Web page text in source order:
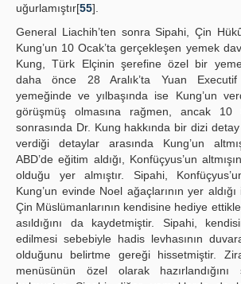
uğurlamıştır[55].
General Liachih’ten sonra Sipahi, Çin
Kung’un 10 Ocak’ta gerçekleşen yemek
Kung, Türk Elçinin şerefine özel bir
daha önce 28 Aralık’ta Yuan
yemeğinde ve yılbaşında ise Kung’un
görüşmüş olmasına rağmen, ancak 10
sonrasında Dr. Kung hakkında bir dizi
verdiği detaylar arasında Kung’un
ABD’de eğitim aldığı, Konfüçyus’un
olduğu yer almıştır. Sipahi,
Kung’un evinde Noel ağaçlarının yer
Çin Müslümanlarının kendisine hediye
asıldığını da kaydetmiştir. Sipahi,
edilmesi sebebiyle hadis levhasının
olduğunu belirtme gereği hissetmiştir.
menüsünün özel olarak hazırlandığını